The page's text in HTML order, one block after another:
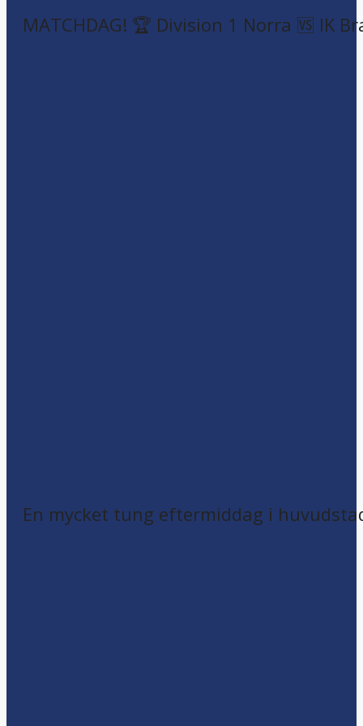
MATCHDAG! 🏆 Division 1 Norra 🆚 IK
En mycket tung eftermiddag i